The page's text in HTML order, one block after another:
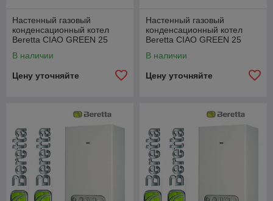
Настенный газовый
конденсационный котел
Beretta CIAO GREEN 25
В наличии
Цену уточняйте
Настенный газовый
конденсационный котел
Beretta CIAO GREEN 25
В наличии
Цену уточняйте